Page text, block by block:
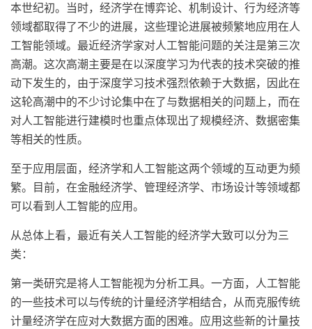
本世纪初。当时，经济学在博弈论、机制设计、行为经济等
领域都取得了不少的进展，这些理论进展被频繁地应用在人
工智能领域。最近经济学家对人工智能问题的关注是第三次
高潮。这次高潮主要是在以深度学习为代表的技术突破的推
动下发生的，由于深度学习技术强烈依赖于大数据，因此在
这轮高潮中的不少讨论集中在了与数据相关的问题上，而在
对人工智能进行建模时也重点体现出了规模经济、数据密集
等相关的性质。
至于应用层面，经济学和人工智能这两个领域的互动更为频
繁。目前，在金融经济学、管理经济学、市场设计等领域都
可以看到人工智能的应用。
从总体上看，最近有关人工智能的经济学大致可以分为三
类：
第一类研究是将人工智能视为分析工具。一方面，人工智能
的一些技术可以与传统的计量经济学相结合，从而克服传统
计量经济学在应对大数据方面的困难。应用这些新的计量技